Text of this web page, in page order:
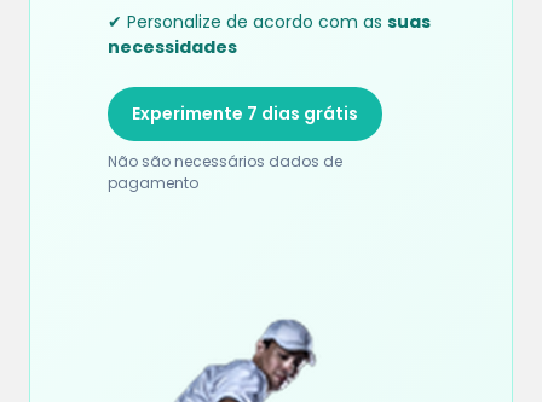
✔ Personalize de acordo com as suas
necessidades
Experimente 7 dias grátis
Não são necessários dados de
pagamento